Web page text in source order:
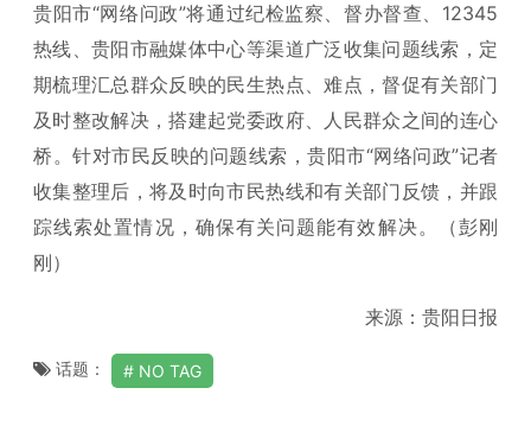
贵阳市“网络问政”将通过纪检监察、督办督查、12345
热线、贵阳市融媒体中心等渠道广泛收集问题线索，定
期梳理汇总群众反映的民生热点、难点，督促有关部门
及时整改解决，搭建起党委政府、人民群众之间的连心
桥。针对市民反映的问题线索，贵阳市“网络问政”记者
收集整理后，将及时向市民热线和有关部门反馈，并跟
踪线索处置情况，确保有关问题能有效解决。（彭刚
刚）
来源：贵阳日报
话题： NO TAG